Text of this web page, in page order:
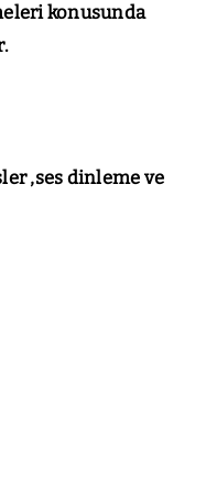
konusunda
,ses dinleme ve